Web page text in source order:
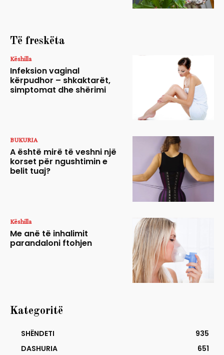
Të freskëta
Këshilla
Infeksion vaginal
kërpudhor – shkaktarët,
simptomat dhe shërimi
BUKURIA
A është mirë të veshni një
korset për ngushtimin e
belit tuaj?
Këshilla
Me anë të inhalimit
parandaloni ftohjen
Kategoritë
SHËNDETI
935
DASHURIA
651